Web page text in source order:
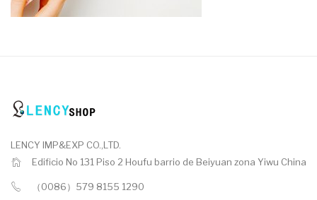
LENCY IMP&EXP CO.,LTD.
Edificio No 131 Piso 2 Houfu barrio de Beiyuan zona Yiwu China
（0086）579 8155 1290